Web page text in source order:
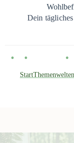
Dein
StartThemenwelten